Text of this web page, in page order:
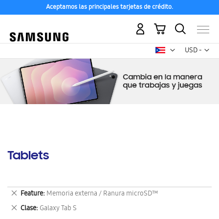
Aceptamos las principales tarjetas de crédito.
USD -
dólar
Mi carrito
Tablets
Feature Memoria externa / Ranura microSD™
Eliminar
este
artículo
Clase Galaxy Tab S
Eliminar